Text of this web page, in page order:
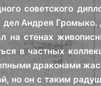
советского
Андрея Громыко.
на стенах
в частных
драконами
но он с таким